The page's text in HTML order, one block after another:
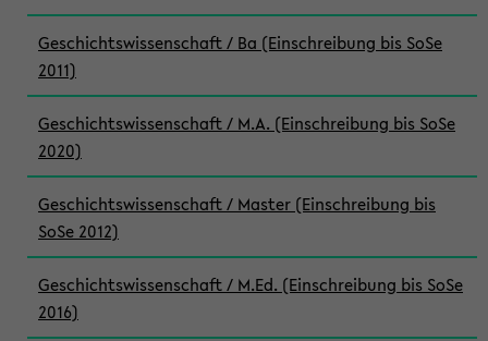
Geschichtswissenschaft / Ba (Einschreibung bis SoSe
2011)
Geschichtswissenschaft / M.A. (Einschreibung bis SoSe
2020)
Geschichtswissenschaft / Master (Einschreibung bis
SoSe 2012)
Geschichtswissenschaft / M.Ed. (Einschreibung bis SoSe
2016)